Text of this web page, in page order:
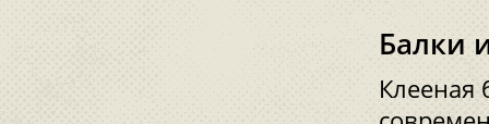
Балки
Клееная